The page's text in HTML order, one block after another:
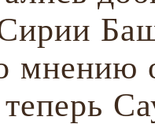
мнению